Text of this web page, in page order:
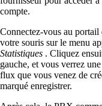
compte.
Connectez-vous au
votre souris sur le menu
Statistiques . Cliquez
gauche, et vous verrez
flux que vous venez de
marqué enregistrer.